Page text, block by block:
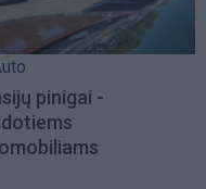
pinigai -